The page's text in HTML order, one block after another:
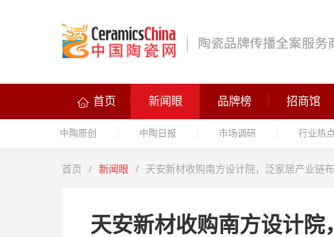
首页 新闻眼 品牌榜 招商馆
中陶原创 中陶日报 市场调研 行业热点
首页 / 新闻眼 / 天安新材收购南方设计院，泛家居产业链
天安新材收购南方设计